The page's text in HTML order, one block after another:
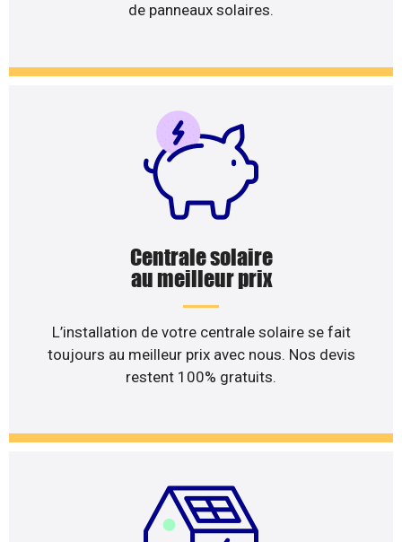
de panneaux solaires.
Centrale solaire
au meilleur prix
L’installation de votre centrale solaire se fait
toujours au meilleur prix avec nous. Nos devis
restent 100% gratuits.